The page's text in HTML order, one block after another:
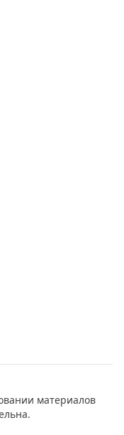
материалов